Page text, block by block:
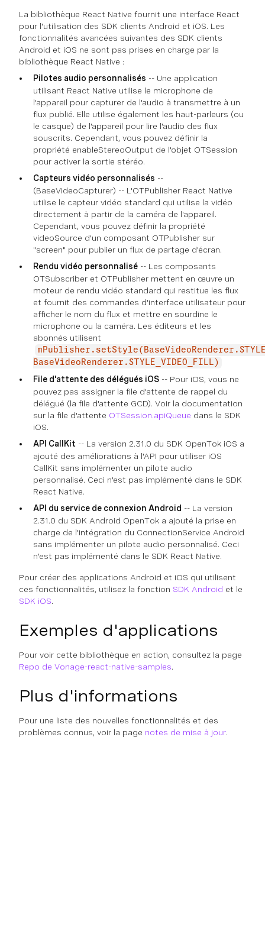
La bibliothèque React Native fournit une interface React
pour l'utilisation des SDK clients Android et iOS. Les
fonctionnalités avancées suivantes des SDK clients
Android et iOS ne sont pas prises en charge par la
bibliothèque React Native :
Pilotes audio personnalisés -- Une application
utilisant React Native utilise le microphone de
l'appareil pour capturer de l'audio à transmettre à un
flux publié. Elle utilise également les haut-parleurs (ou
le casque) de l'appareil pour lire l'audio des flux
souscrits. Cependant, vous pouvez définir la
propriété enableStereoOutput de l'objet OTSession
pour activer la sortie stéréo.
Capteurs vidéo personnalisés --
(BaseVideoCapturer) -- L'OTPublisher React Native
utilise le capteur vidéo standard qui utilise la vidéo
directement à partir de la caméra de l'appareil.
Cependant, vous pouvez définir la propriété
videoSource d'un composant OTPublisher sur
"screen" pour publier un flux de partage d'écran.
Rendu vidéo personnalisé -- Les composants
OTSubscriber et OTPublisher mettent en œuvre un
moteur de rendu vidéo standard qui restitue les flux
et fournit des commandes d'interface utilisateur pour
afficher le nom du flux et mettre en sourdine le
microphone ou la caméra. Les éditeurs et les
abonnés utilisent
BaseVideoRenderer.STYLE_VIDEO_FILL)
File d'attente des délégués iOS -- Pour iOS, vous ne
pouvez pas assigner la file d'attente de rappel du
délégué (la file d'attente GCD). Voir la documentation
sur la file d'attente OTSession.apiQueue dans le SDK
iOS.
API CallKit -- La version 2.31.0 du SDK OpenTok iOS a
ajouté des améliorations à l'API pour utiliser iOS
CallKit sans implémenter un pilote audio
personnalisé. Ceci n'est pas implémenté dans le SDK
React Native.
API du service de connexion Android -- La version
2.31.0 du SDK Android OpenTok a ajouté la prise en
charge de l'intégration du ConnectionService Android
sans implémenter un pilote audio personnalisé. Ceci
n'est pas implémenté dans le SDK React Native.
Pour créer des applications Android et iOS qui utilisent
ces fonctionnalités, utilisez la fonction SDK Android et le
SDK iOS.
Exemples d'applications
Pour voir cette bibliothèque en action, consultez la page
Repo de Vonage-react-native-samples.
Plus d'informations
Pour une liste des nouvelles fonctionnalités et des
problèmes connus, voir la page notes de mise à jour.